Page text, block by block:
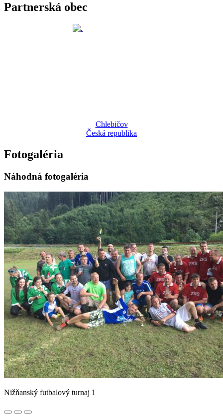
Partnerská obec
Chlebičov
Česká republika
Fotogaléria
Náhodná fotogaléria
Nižňanský futbalový turnaj 1